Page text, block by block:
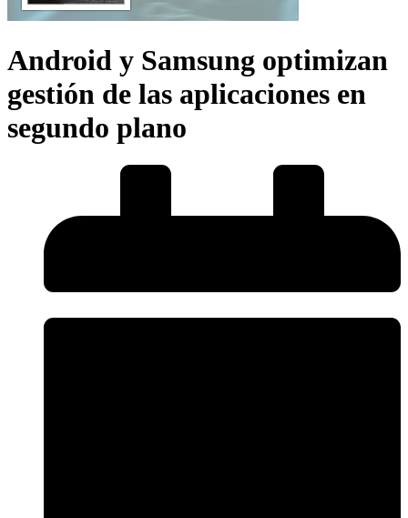
Android y Samsung optimizan
gestión de las aplicaciones en
segundo plano